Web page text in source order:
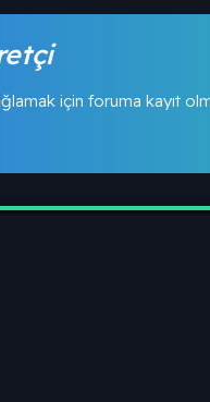
için foruma kayıt